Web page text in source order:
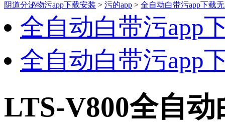
阴道分泌物污app下载安装 > 污的app > 全自动白带污app下载
全自动白带污app
全自动白带污app
LTS-V800全自